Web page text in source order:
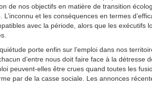
de nos objectifs en matière de transition
L’inconnu et les conséquences en termes
avec la période, alors que les exécutifs
porte enfin sur l’emploi dans nos
d’entre nous doit faire face à la détresse
peuvent-elles être crues quand toutes les
par de la casse sociale. Les annonces